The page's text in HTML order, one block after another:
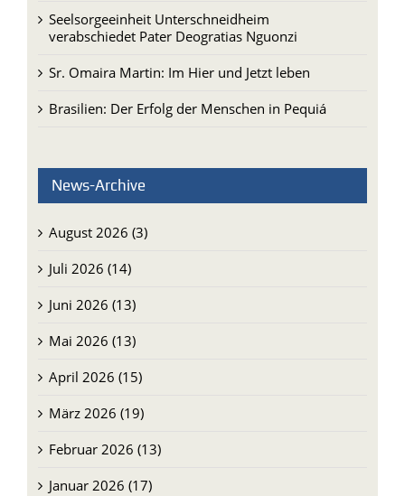
Seelsorgeeinheit Unterschneidheim
verabschiedet Pater Deogratias Nguonzi
Sr. Omaira Martin: Im Hier und Jetzt leben
Brasilien: Der Erfolg der Menschen in Pequiá
News-Archive
August 2026 (3)
Juli 2026 (14)
Juni 2026 (13)
Mai 2026 (13)
April 2026 (15)
März 2026 (19)
Februar 2026 (13)
Januar 2026 (17)